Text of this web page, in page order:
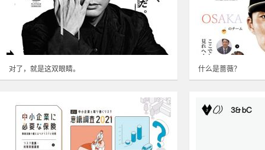
对了，就是这双眼睛。 什么是蔷薇？